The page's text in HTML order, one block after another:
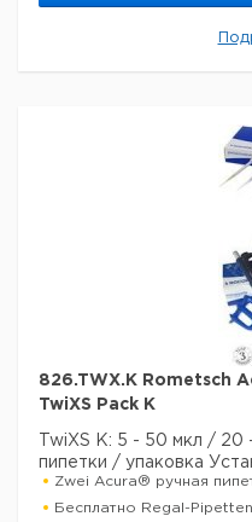
во время рабочих
рабочие
дозированию.
2
Данные для перевозки
826.TWX.K Rometsch
TwiXS Pack K
TwiXS K: 5 - 50 мкл / 20
пипетки / упаковка
Zwei Acura® ручная
Бесплатно Regal-